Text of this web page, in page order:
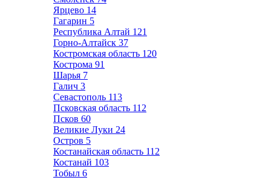
Ярцево 14
Гагарин 5
Республика Алтай 121
Горно-Алтайск 37
Костромская область 120
Кострома 91
Шарья 7
Галич 3
Севастополь 113
Псковская область 112
Псков 60
Великие Луки 24
Остров 5
Костанайская область 112
Костанай 103
Тобыл 6